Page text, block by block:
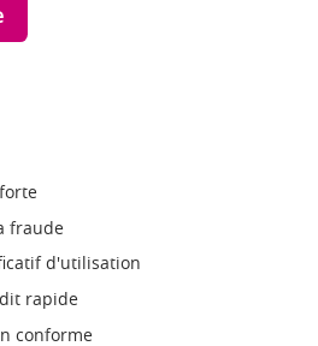
fraude
d'utilisation
rapide
conforme